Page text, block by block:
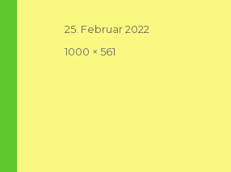
Veröffentlicht
25. Februar 2022
Volle
1000 × 561